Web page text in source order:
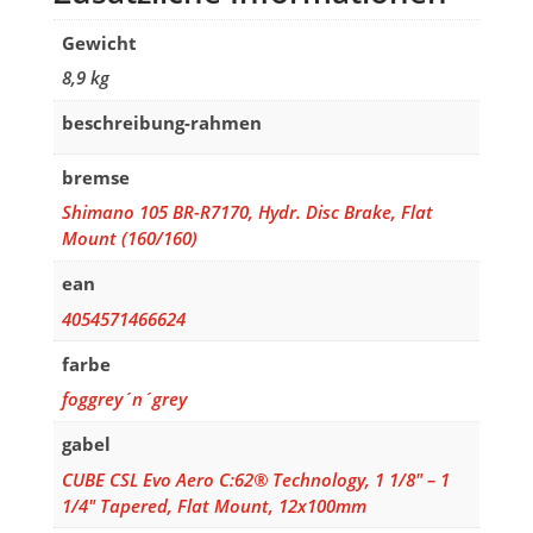
Gewicht
8,9 kg
beschreibung-rahmen
bremse
Shimano 105 BR-R7170, Hydr. Disc Brake, Flat
Mount (160/160)
ean
4054571466624
farbe
foggrey´n´grey
gabel
CUBE CSL Evo Aero C:62® Technology, 1 1/8" – 1
1/4" Tapered, Flat Mount, 12x100mm